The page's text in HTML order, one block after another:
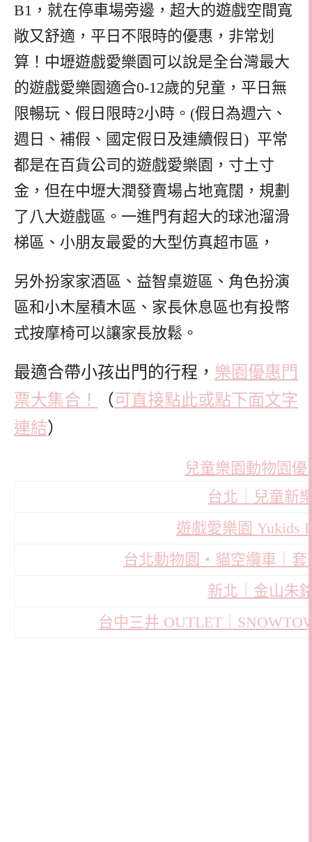
B1，就在停車場旁邊，超大的遊戲空間寬
敞又舒適，平日不限時的優惠，非常划
算！中壢遊戲愛樂園可以說是全台灣最大
的遊戲愛樂園適合0-12歲的兒童，平日無
限暢玩、假日限時2小時。(假日為週六、
週日、補假、國定假日及連續假日) 平常
都是在百貨公司的遊戲愛樂園，寸土寸
金，但在中壢大潤發賣場占地寬闊，規劃
了八大遊戲區。一進門有超大的球池溜滑
梯區、小朋友最愛的大型仿真超市區，
另外扮家家酒區、益智桌遊區、角色扮演
區和小木屋積木區、家長休息區也有投幣
式按摩椅可以讓家長放鬆。
最適合帶小孩出門的行程， 樂園優惠門
票大集合！
（ 可直接點此或點下面文字
連結）
兒童樂園動物園
台北｜兒童新
遊戲愛樂園 Yukids
台北動物園・貓空纜車｜
新北｜金山朱
台中三井 OUTLET｜